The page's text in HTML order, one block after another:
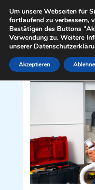
Inhalt
springen
Sanitär
Um unsere Webseiten für
fortlaufend zu verbessern,
Bestätigen des Buttons
Verwendung zu. Weitere
unserer
Akzeptieren